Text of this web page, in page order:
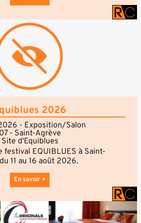
plongez dans une
et humaine qui a marqué
dans notre région 🚗
la Ville de Niederbronn-les-
du 100e anniversaire de la station
le soutien de la Société des
🖼️
: 9h30–12h et 14h–17h30
fériés : 14h–17h30
matin du mois
2026
- Exposition/Salon
07 - Saint-Agrève
Site d'Equiblues
festival EQUIBLUES à Saint-
11 au 16 août 2026.
une exposition de
votre club pour
dans l’ambiance country du
etc.) et pourquoi pas
de notre beau village ardéchois.
En savoir +